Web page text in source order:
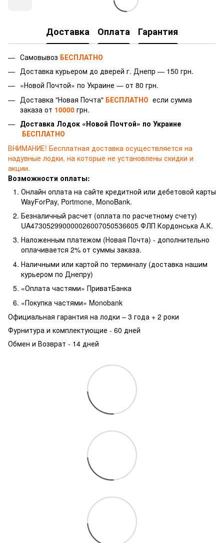
Доставка Оплата Гарантия
Самовывоз БЕСПЛАТНО
Доставка курьером до дверей г. Днепр — 150 грн.
«Новой Почтой» по Украине — от 80 грн.
Доставка "Новая Почта" БЕСПЛАТНО если сумма
заказа от 10000 грн.
Доставка Лодок «Новой Почтой» по Украине
БЕСПЛАТНО
ВНИМАНИЕ! Бесплатная доставка осуществляется на
надувные лодки, на которые не установлены скидки и
акции.
Возможности оплаты:
Онлайн оплата на сайте кредитной или дебетовой карты
WayForPay, Portmone, MonoBank.
Безналичный расчет (оплата по расчетному счету)
UA473052990000026007050536605 ФЛП Кордонська А.К.
Наложенным платежом (Новая Почта) - дополнительно
оплачивается 2% от суммы заказа.
Наличными или картой по терминалу (доставка нашим
курьером по Днепру)
«Оплата частями» ПриватБанка
«Покупка частями» Monobank
Официальная гарантия на лодки – 3 года + 2 роки
Фурнитура и комплектующие - 60 дней
Обмен и Возврат - 14 дней